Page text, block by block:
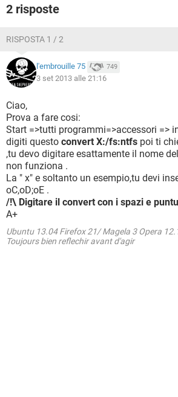
2 risposte
RISPOSTA 1 / 2
l'embrouille 75 749
3 set 2013 alle 21:16
Ciao,
Prova a fare cosi:
Start =>tutti programmi=>accessori =>
digiti questo convert X:/fs:ntfs poi ti
,tu devo digitare esattamente il nome
non funziona .
La " x" e soltanto un esempio,tu devi
oC,oD;oE .
/!\ Digitare il convert con i spazi e
A+
Ubuntu 13.04 Firefox 21/ Magela 3 Opera
Toujours bien reflechir avant d'agir